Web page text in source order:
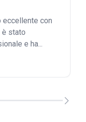
eccellente con
è stato
e ha...